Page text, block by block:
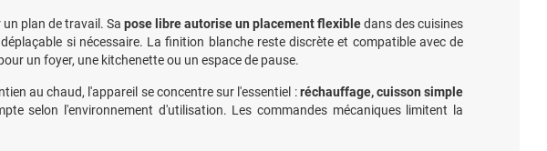
plan de travail. Sa pose libre autorise un placement flexibledans des cuisines
si nécessaire. La finition blanche reste discrète et compatible avec de
un foyer, une kitchenette ou un espace de pause.
au chaud, l'appareil se concentre sur l'essentiel :réchauffage, cuisson simple
selon l'environnement d'utilisation. Les commandes mécaniques limitent la